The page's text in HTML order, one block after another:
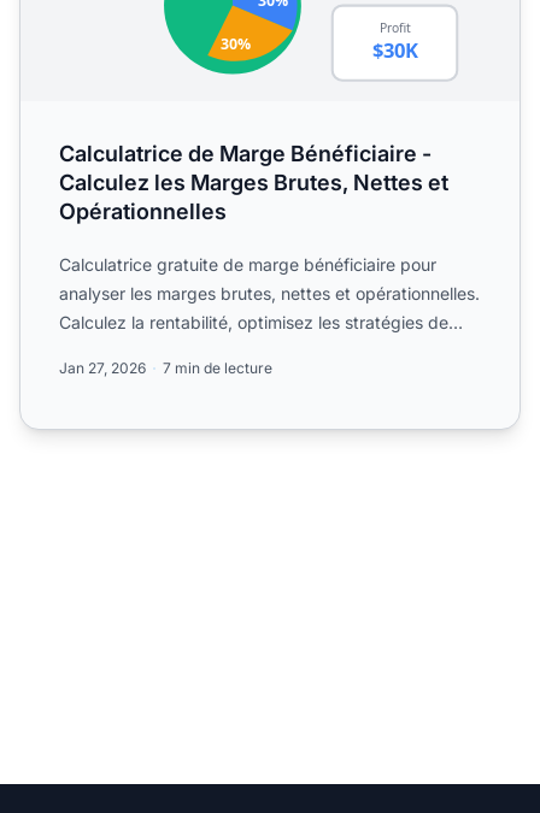
Calculatrice de Marge Bénéficiaire -
Calculez les Marges Brutes, Nettes et
Opérationnelles
Calculatrice gratuite de marge bénéficiaire pour
analyser les marges brutes, nettes et opérationnelles.
Calculez la rentabilité, optimisez les stratégies de
Jan 27, 2026 7 min de lecture